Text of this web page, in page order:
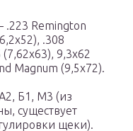
.223 Remington
.308
9,3х62
Magnum (9,5х72).
Б1, М3 (из
существует
щеки).